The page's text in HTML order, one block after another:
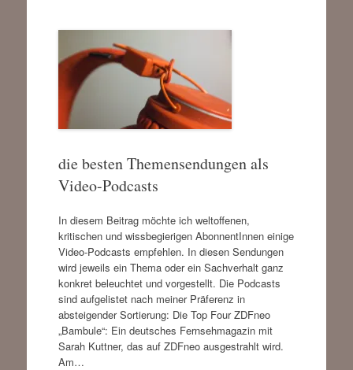
die besten Themensendungen als
Video-Podcasts
In diesem Beitrag möchte ich weltoffenen,
kritischen und wissbegierigen AbonnentInnen einige
Video-Podcasts empfehlen. In diesen Sendungen
wird jeweils ein Thema oder ein Sachverhalt ganz
konkret beleuchtet und vorgestellt. Die Podcasts
sind aufgelistet nach meiner Präferenz in
absteigender Sortierung: Die Top Four ZDFneo
„Bambule“: Ein deutsches Fernsehmagazin mit
Sarah Kuttner, das auf ZDFneo ausgestrahlt wird.
Am…